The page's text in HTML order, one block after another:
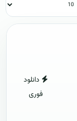
دانلود
فوری